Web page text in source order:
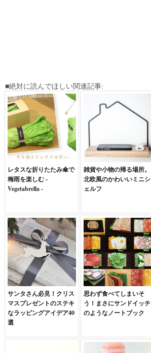
■絶対に読んでほしい関連記事:
レタスな折りたたみ傘で
梅雨を楽しむ -
Vegetabrella -
雑貨や小物の帰る場所。
北欧風のかわいいミニシ
ェルフ
サンタさん必見！クリス
マスプレゼントのステキ
なラッピングアイデア40
選
思わず食べてしまいそ
う！まさにサンドイッチ
のようなノートブック